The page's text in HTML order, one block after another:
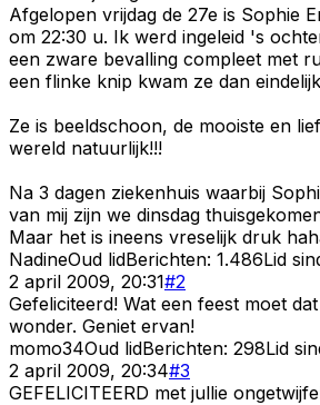
Afgelopen vrijdag de 27e is Sophie
om 22:30 u. Ik werd ingeleid 's
een zware bevalling compleet met
een flinke knip kwam ze dan
Ze is beeldschoon, de mooiste en
wereld natuurlijk!!!
Na 3 dagen ziekenhuis waarbij
van mij zijn we dinsdag
Maar het is ineens vreselijk druk
NadineOud lidBerichten: 1.486Lid
2 april 2009, 20:31#2
Gefeliciteerd! Wat een feest moet
wonder. Geniet ervan!
momo34Oud lidBerichten: 298Lid
2 april 2009, 20:34#3
GEFELICITEERD met jullie